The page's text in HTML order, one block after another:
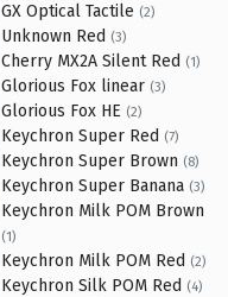
GX Optical Tactile (2)
Unknown Red (3)
Cherry MX2A Silent Red (1)
Glorious Fox linear (3)
Glorious Fox HE (2)
Keychron Super Red (7)
Keychron Super Brown (8)
Keychron Super Banana (3)
Keychron Milk POM Brown
(1)
Keychron Milk POM Red (2)
Keychron Silk POM Red (4)